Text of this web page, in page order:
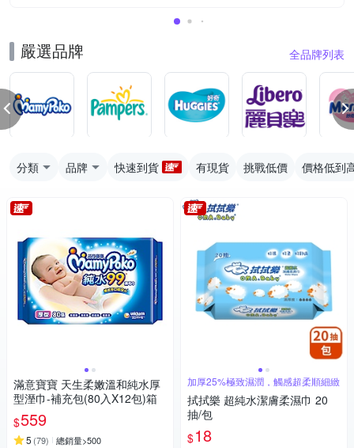
嚴選品牌 全品牌列表
分類 品牌 快速到貨 有現貨 挑戰低價 價格低到
滿意寶寶 天生柔嫩溫和純水厚
型溼巾-補充包(80入X12包)箱
$559
5 (79) 總銷量>500
加厚25%極致濕潤，觸感超柔順細緻
拭拭樂 超純水潔膚柔濕巾 20
抽/包
$18